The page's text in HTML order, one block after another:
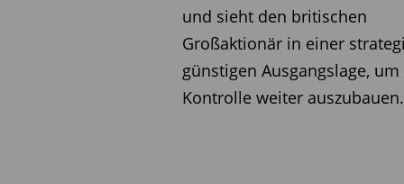
des Diesel-Skandals)
VW scheint
VW verzeichnet laut dem
und sieht den britischen
Großaktionär in einer
günstigen Ausgangslage, um
Kontrolle weiter auszubauen.